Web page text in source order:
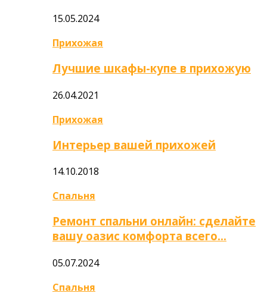
15.05.2024
Прихожая
Лучшие шкафы-купе в прихожую
26.04.2021
Прихожая
Интерьер вашей прихожей
14.10.2018
Спальня
Ремонт спальни онлайн: сделайте
вашу оазис комфорта всего…
05.07.2024
Спальня